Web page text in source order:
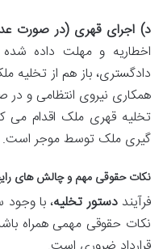
د) اجرای قهری (در صورت
اخطاریه و مهلت داده
دادگستری، باز هم از تخلیه
همکاری نیروی انتظامی و در
تخلیه قهری ملک اقدام می
گیری ملک توسط موجر است.
نکات حقوقی مهم و چالش های
فرآینددستور تخلیه، با
نکات حقوقی مهمی همراه